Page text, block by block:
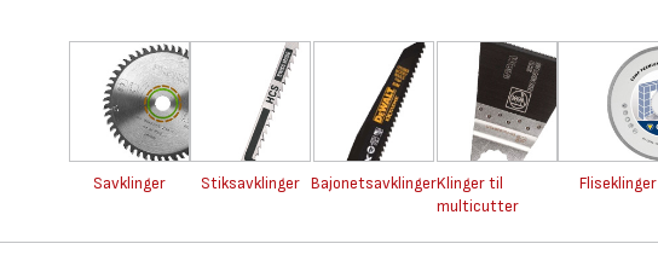
Savklinger Stiksavklinger BajonetsavklingerKlinger til
multicutter
Fliseklinger